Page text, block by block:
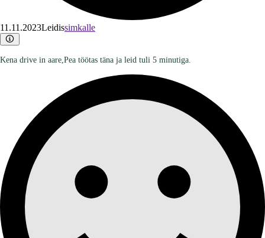
11.11.2023Leidissimkalle
Kena drive in aare,Pea töötas täna ja leid tuli 5 minutiga.